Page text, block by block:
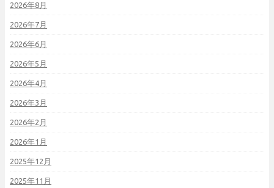
2026年8月
2026年7月
2026年6月
2026年5月
2026年4月
2026年3月
2026年2月
2026年1月
2025年12月
2025年11月